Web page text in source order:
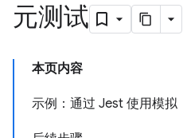
元测试
本页内容
示例：通过 Jest 使用模拟